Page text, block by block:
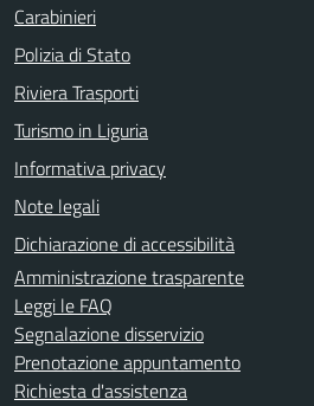
Carabinieri
Polizia di Stato
Riviera Trasporti
Turismo in Liguria
Informativa privacy
Note legali
Dichiarazione di accessibilità
Amministrazione trasparente
Leggi le FAQ
Segnalazione disservizio
Prenotazione appuntamento
Richiesta d'assistenza